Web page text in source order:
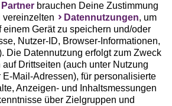
Partner brauchen Deine Zustimmung
vereinzelten
Datennutzungen, um
einem Gerät zu speichern und/oder
Nutzer-ID, Browser-Informationen,
Die Datennutzung erfolgt zum Zweck
Drittseiten (auch unter Nutzung
Mail-Adressen), für personalisierte
Anzeigen- und Inhaltsmessungen
über Zielgruppen und